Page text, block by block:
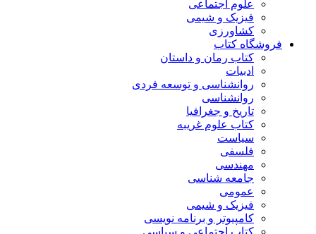
علوم اجتماعی
فیزیک و شیمی
کشاورزی
فروشگاه کتاب
کتاب رمان و داستان
ادبیات
روانشناسی و توسعه فردی
روانشناسی
تاریخ و جغرافیا
کتاب علوم غریبه
سیاست
فلسفی
مهندسی
جامعه شناسی
عمومی
فیزیک و شیمی
کامپیوتر و برنامه نویسی
کتاب اجتماعی و سیاسی